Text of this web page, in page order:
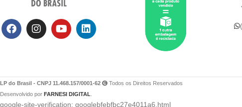
LP do Brasil - CNPJ 11.468.157/0001-62
Todos os Direitos Reservados
Desenvolvido por FARNESI DIGITAL
google-site-verification: googlebfebfbc27e4011a6.html